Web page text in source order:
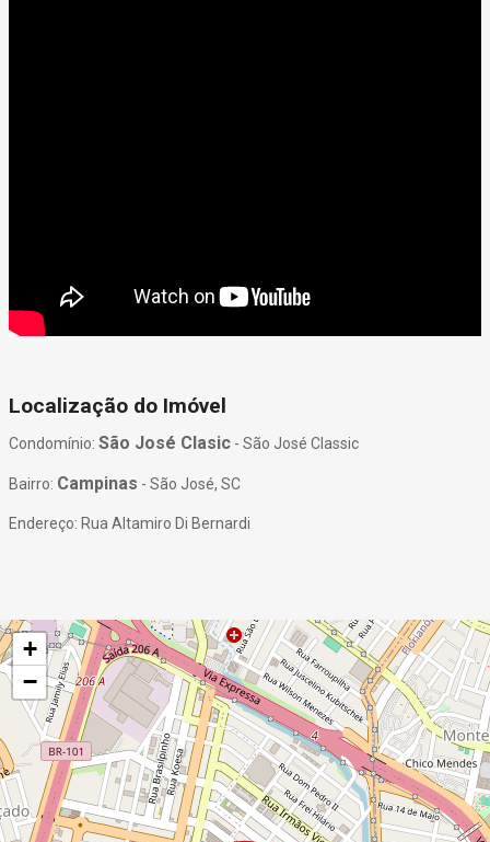
Localização do Imóvel
Condomínio: São José Clasic - São José Classic
Bairro: Campinas - São José, SC
Endereço: Rua Altamiro Di Bernardi
+
−